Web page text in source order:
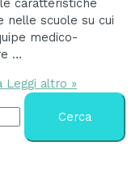
caratteristiche
nelle scuole su cui
medico-
…
Leggi altro »